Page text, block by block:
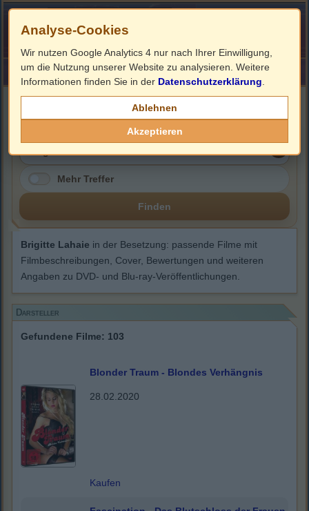
HOME ImpressumLinks
Brigitte Lahaie
Mehr Treffer
Finden
Brigitte Lahaie in der Besetzung: passende Filme mit
Filmbeschreibungen, Cover, Bewertungen und weiteren
Angaben zu DVD- und Blu-ray-Veröffentlichungen.
Darsteller
Gefundene Filme: 103
Blonder Traum - Blondes Verhängnis
28.02.2020
Kaufen
Analyse-Cookies
Wir nutzen Google Analytics 4 nur nach Ihrer Einwilligung,
um die Nutzung unserer Website zu analysieren. Weitere
Informationen finden Sie in der Datenschutzerklärung
Ablehnen
Akzeptieren